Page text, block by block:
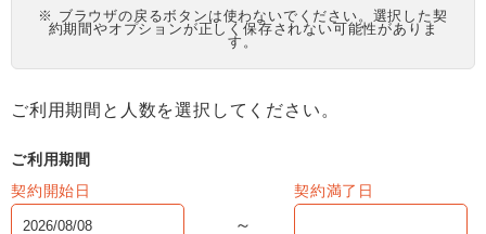
※ ブラウザの戻るボタンは使わないでください。選択した契
約期間やオプションが正しく保存されない可能性がありま
す。
ご利用期間と人数を選択してください。
ご利用期間
契約開始日
契約満了日